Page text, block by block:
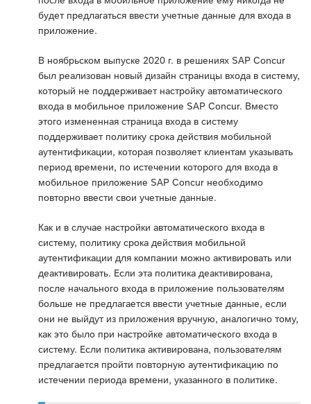
будет предлагаться ввести учетные данные для входа в
приложение.
В ноябрьском выпуске 2020 г. в решениях SAP Concur
был реализован новый дизайн страницы входа в систему,
который не поддерживает настройку автоматического
входа в мобильное приложение SAP Concur. Вместо
этого измененная страница входа в систему
поддерживает политику срока действия мобильной
аутентификации, которая позволяет клиентам указывать
период времени, по истечении которого для входа в
мобильное приложение SAP Concur необходимо
повторно ввести свои учетные данные.
Как и в случае настройки автоматического входа в
систему, политику срока действия мобильной
аутентификации для компании можно активировать или
деактивировать. Если эта политика деактивирована,
после начального входа в приложение пользователям
больше не предлагается ввести учетные данные, если
они не выйдут из приложения вручную, аналогично тому,
как это было при настройке автоматического входа в
систему. Если политика активирована, пользователям
предлагается пройти повторную аутентификацию по
истечении периода времени, указанного в политике.